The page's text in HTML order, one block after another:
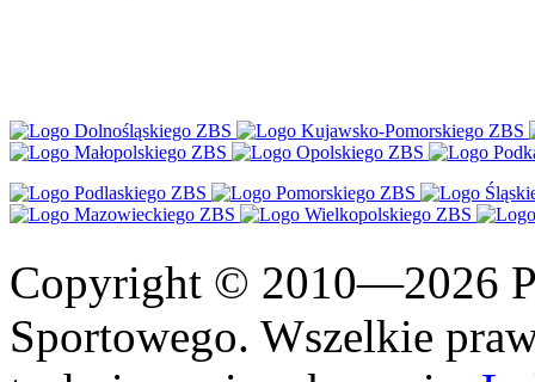
Copyright © 2010—2026
Sportowego. Wszelkie